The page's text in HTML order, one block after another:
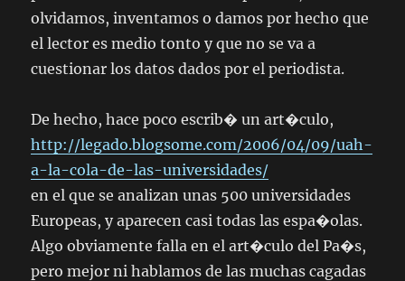
olvidamos, inventamos o damos por hecho que
el lector es medio tonto y que no se va a
cuestionar los datos dados por el periodista.
De hecho, hace poco escrib� un art�culo,
http://legado.blogsome.com/2006/04/09/uah-
a-la-cola-de-las-universidades/
en el que se analizan unas 500 universidades
Europeas, y aparecen casi todas las espa�olas.
Algo obviamente falla en el art�culo del Pa�s,
pero mejor ni hablamos de las muchas cagadas